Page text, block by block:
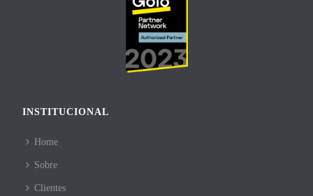
INSTITUCIONAL
Home
Sobre
Clientes